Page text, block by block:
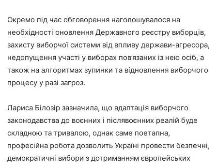
Окремо під час обговорення наголошувалося на
необхідності оновлення Державного реєстру виборців,
захисту виборчої системи від впливу держави-агресора,
недопущення участі у виборах пов’язаних із нею осіб, а
також на алгоритмах зупинки та відновлення виборчого
процесу у разі загроз.
Лариса Білозір зазначила, що адаптація виборчого
законодавства до воєнних і післявоєнних реалій буде
складною та тривалою, однак саме поетапна,
професійна робота дозволить Україні провести безпечні,
демократичні вибори з дотриманням європейських